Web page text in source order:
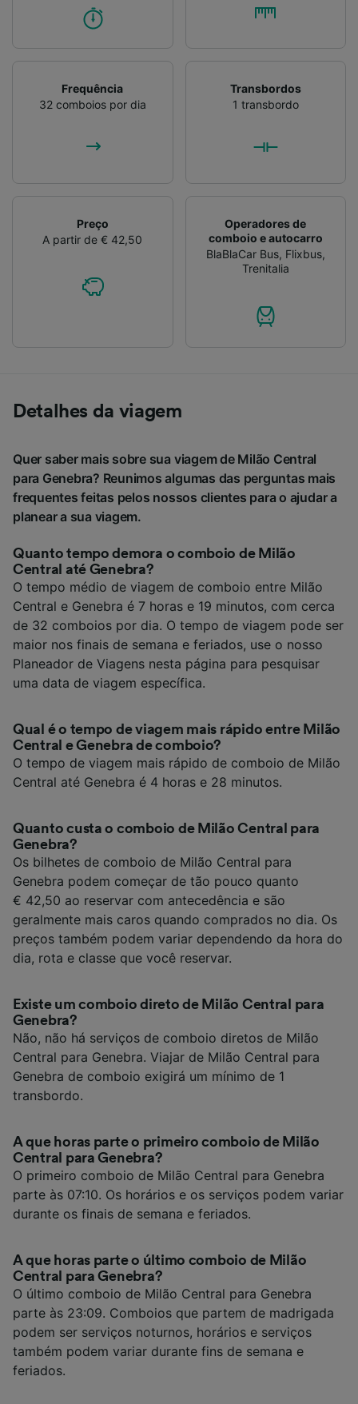
Frequência
32 comboios por dia
Transbordos
1 transbordo
Preço
A partir de € 42,50
Operadores de
comboio e autocarro
BlaBlaCar Bus, Flixbus,
Trenitalia
Detalhes da viagem
Quer saber mais sobre sua viagem de Milão Central
para Genebra? Reunimos algumas das perguntas mais
frequentes feitas pelos nossos clientes para o ajudar a
planear a sua viagem.
Quanto tempo demora o comboio de Milão
Central até Genebra?
O tempo médio de viagem de comboio entre Milão
Central e Genebra é 7 horas e 19 minutos, com cerca
de 32 comboios por dia. O tempo de viagem pode ser
maior nos finais de semana e feriados, use o nosso
Planeador de Viagens nesta página para pesquisar
uma data de viagem específica.
Qual é o tempo de viagem mais rápido entre Milão
Central e Genebra de comboio?
O tempo de viagem mais rápido de comboio de Milão
Central até Genebra é 4 horas e 28 minutos.
Quanto custa o comboio de Milão Central para
Genebra?
Os bilhetes de comboio de Milão Central para
Genebra podem começar de tão pouco quanto
€ 42,50 ao reservar com antecedência e são
geralmente mais caros quando comprados no dia. Os
preços também podem variar dependendo da hora do
dia, rota e classe que você reservar.
Existe um comboio direto de Milão Central para
Genebra?
Não, não há serviços de comboio diretos de Milão
Central para Genebra. Viajar de Milão Central para
Genebra de comboio exigirá um mínimo de 1
transbordo.
A que horas parte o primeiro comboio de Milão
Central para Genebra?
O primeiro comboio de Milão Central para Genebra
parte às 07:10. Os horários e os serviços podem variar
durante os finais de semana e feriados.
A que horas parte o último comboio de Milão
Central para Genebra?
O último comboio de Milão Central para Genebra
parte às 23:09. Comboios que partem de madrigada
podem ser serviços noturnos, horários e serviços
também podem variar durante fins de semana e
feriados.